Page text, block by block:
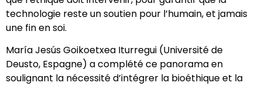
technologie reste un soutien pour l’humain, et jamais
une fin en soi.
María Jesús Goikoetxea Iturregui (Université de
Deusto, Espagne) a complété ce panorama en
soulignant la nécessité d’intégrer la bioéthique et la